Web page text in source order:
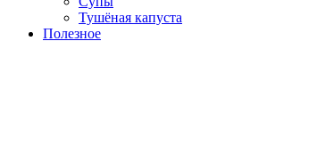
Тушёная капуста
Полезное